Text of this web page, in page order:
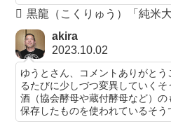
黒龍（こくりゅう）「純米
akira
2023.10.02
ゆうとさん、コメントありがと
るたびに少しづつ変異していく
酒（協会酵母や蔵付酵母など）の
保存したものを使われているそう